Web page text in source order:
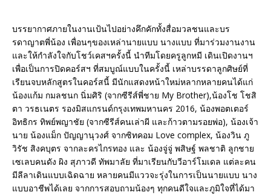
บรรยากาศภายในงานเป้นไปอย่างคึกคักทั้งสื่อมวลชนและบร
รดาญาตพี่น้อง เพื่อนๆของเหล่านายแบบ นางแบบ ที่มาร่วมงานงาน
และให้กำลังใจกับโชว์เคสฯครั้งนี้ นำทีมโดยครูลูกหมี เดินเปิดงานฯ
เพื่อเป็นการปิดคอร์สฯ ที่สมบูณ์แบบในครั้งนี้ เหล่าบรรดาลูกศิษย์ที่
เรียนจบหลักสูตรในคอร์สนี้ มีนักแสดงหน้าใหม่หลากหลายคนได้แก่
น้องแก้ม กมลชนก นิ่มศิริ (จากซีรีส์พี่ชาย My Brother),น้องโช โชสิ
ตา วรธเนตร รองมิสแกรนด์กรุงเทพมหานคร 2016, น้องพอตเตอร์
อิทธิกร ทิพย์พญาชัย (จากซีรีส์คนเล่าผี และก้าวตามรอยพ่อ), น้องเจ้า
นาย น้องแม็ก ปัญญานุวงศ์ จากซิทคอม Love complex, น้องวิน ภู
วิรัช สิงคบุตร จากละครไกรทอง และ น้องจู่จู่ พสิษฐ์ พลชาติ ลูกชาย
เซเลบคนดัง ผิง สุภาวดี ทัพมาลัย ที่มาเรียนกับวีอาร์โมเดล แต่ละคน
มีลีลาเดินแบบเฉิดฉาย หลายคนมีแววจะรุ่งในการเป็นนายแบบ นาง
แบบอาชีพได้เลย จากการสอบถามน้องๆ ทุกคนดีใจและภูมิใจที่ได้มา